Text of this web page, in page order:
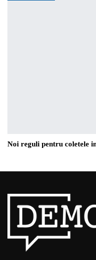
Noi reguli pentru coletele